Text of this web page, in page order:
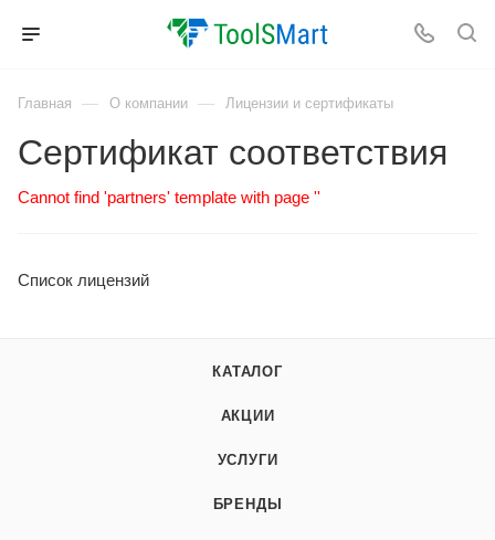
Главная — О компании — Лицензии и сертификаты
Сертификат соответствия
Cannot find 'partners' template with page ''
Список лицензий
КАТАЛОГ
АКЦИИ
УСЛУГИ
БРЕНДЫ